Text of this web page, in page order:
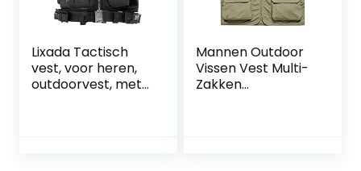
Lixada Tactisch
vest, voor heren,
outdoorvest, met
Mannen Outdoor
Vissen Vest Multi-
Zakken